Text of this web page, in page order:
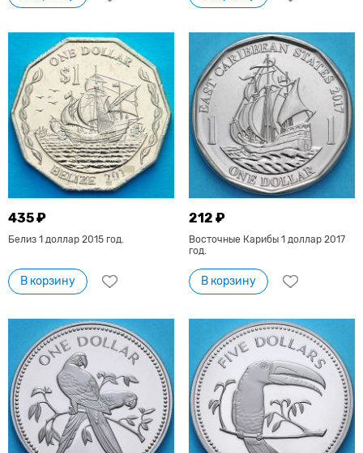
435 ₽
Белиз 1 доллар 2015 год.
В корзину
212 ₽
Восточные Карибы 1 доллар 2017
год.
В корзину